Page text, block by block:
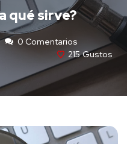
qué sirve?
0 Comentarios
215 Gustos